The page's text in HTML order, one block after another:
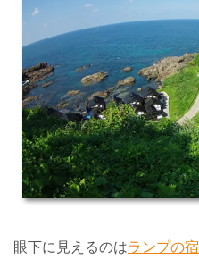
眼下に見えるのはランプの宿